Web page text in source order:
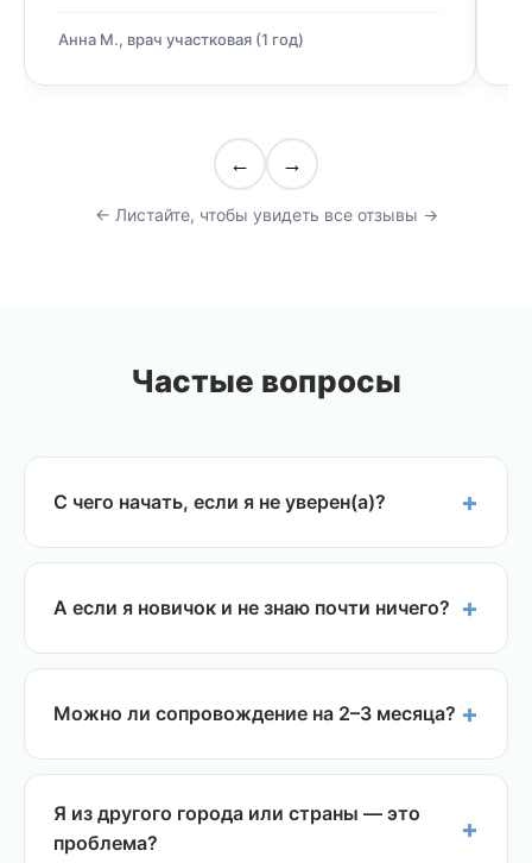
Анна М., врач участковая (1 год)
← →
← Листайте, чтобы увидеть все отзывы →
Частые вопросы
С чего начать, если я не уверен(а)?
Вступите в бесплатную Продлёнку —
атмосфера. Если понравится — обсудим
платные форматы. Это ни к чему не обязывает.
А если я новичок и не знаю почти ничего?
Именно для этого всё и создано. Я помню, как
сложным. Менторство не про стыд за незнание,
а про безопасный рост. Вы удивитесь, как
Можно ли сопровождение на 2–3 месяца?
Да, и это даже лучше для глубокой работы.
После первого месяца (10 000 ₽) — продление
за 8 000 ₽/мес. При покупке 3+ месяцев —
Я из другого города или страны — это
проблема?